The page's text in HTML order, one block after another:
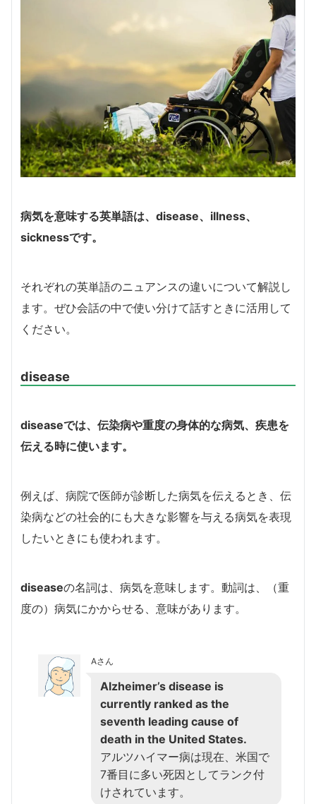
病気を意味する英単語は、 disease、 illness、
sicknessです。
それぞれの英単語のニュアンスの違いについて解説し
ます。 ぜひ会話の中で使い分けて話すときに活用して
ください。
disease
diseaseでは、伝染病や重度の身体的な病気、疾患を
伝える時に使います。
例えば、病院で医師が診断した病気を伝えるとき、伝
染病などの社会的にも大きな影響を与える病気を表現
したいときにも使われます。
diseaseの名詞は、病気を意味します。 動詞は、（重
度の）病気にかからせる、意味があります。
Aさん
Alzheimer’s disease is
currently ranked as the
seventh leading cause of
death in the United States.
アルツハイマー病は現在、米国で
7番目に多い死因としてランク付
けされています。